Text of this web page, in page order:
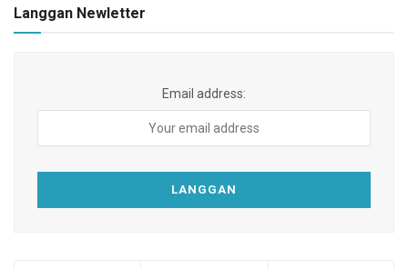
Langgan Newletter
Email address: